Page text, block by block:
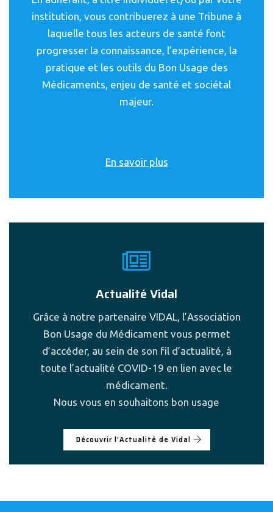
institution, vous contribuerez à une Tribune à
laquelle tous les acteurs de santé font
progresser la connaissance, l’expérience, la
pratique et les outils du Bon Usage des
Médicaments, enjeu de santé et sociétal
majeur.
En savoir plus
Actualité Vidal
Grâce à notre partenaire VIDAL, l’Association
Bon Usage du Médicament vous permet
d’accéder, au sein de son fil d’actualité, à
toute l’actualité COVID-19 en lien avec le
médicament.
Nous vous en souhaitons bon usage
Découvrir l'Actualité de Vidal